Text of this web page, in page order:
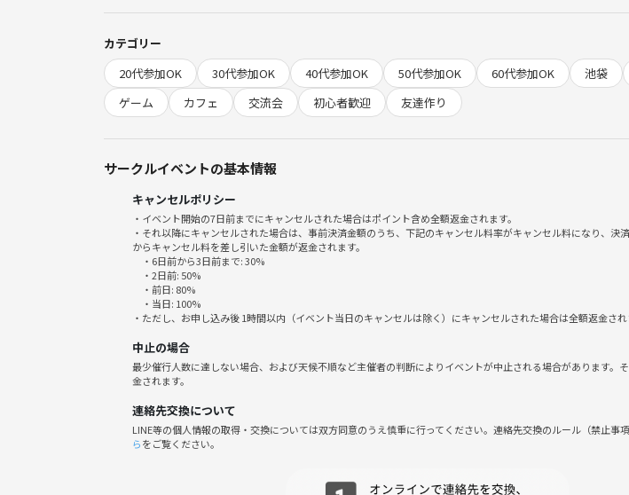
⏰ 時間：19:00〜22:30（途中参加・途中退出OK！）
📍 会場：池袋ボドゲバ（池袋駅東口から徒歩6分）
💰 参加費：お一人様 2000円
※お支払いは現金のみ
※食べ物・飲み物の持ち込みOK！
😌ご飯物などはお店では出ないので皆様でお菓子等是非お待ちください！！
🧑‍🤝‍🧑こんな人におすすめ！
・平日の夜をガヤガヤ楽しみたい！
・1人でも参加できるボードゲーム会を探してる
・ボードゲームカフェってちょっと気になってた🎲
「初対面、ちょっと緊張する…」という方も安心！
カテゴリー
20代参加OK
30代参加OK 40代参加OK 50代参加OK 60代参加OK 池袋
ゲーム
カフェ 交流会 初心者歓迎 友達作り
サークルイベントの基本情報
キャンセルポリシー
・イベント開始の7日前までにキャンセルされた場合はポイント含め全額返金されます。
・それ以降にキャンセルされた場合は、事前決済金額のうち、下記のキャンセル料率がキャンセル料になり、決
からキャンセル料を差し引いた金額が返金されます。
・6日前から3日前まで: 30%
・2日前: 50%
・前日: 80%
・当日: 100%
・ただし、お申し込み後 1時間以内（イベント当日のキャンセルは除く）にキャンセルされた場合は全額返金され
中止の場合
最少催行人数に達しない場合、および天候不順など主催者の判断によりイベントが中止される場合があります。
金されます。
連絡先交換について
LINE等の個人情報の取得・交換については双方同意のうえ慎重に行ってください。連絡先交換のルール（禁止事
らをご覧ください。